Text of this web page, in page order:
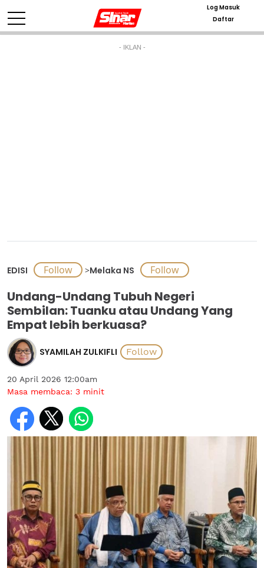
Log Masuk
Daftar
- IKLAN -
EDISI >Melaka NS
Undang-Undang Tubuh Negeri
Sembilan: Tuanku atau Undang Yang
Empat lebih berkuasa?
SYAMILAH ZULKIFLI
20 April 2026 12:00am
Masa membaca: 3 minit